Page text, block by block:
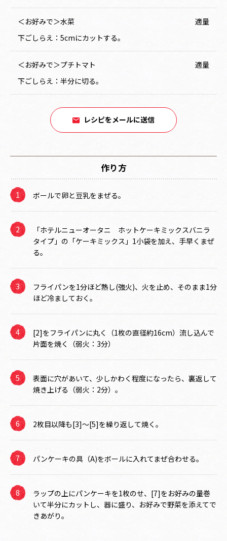
＜お好みで＞水菜
適量
下ごしらえ：5cmにカットする。
＜お好みで＞プチトマト
適量
下ごしらえ：半分に切る。
レシピをメールに送信
作り方
ボールで卵と豆乳をまぜる。
「ホテルニューオータニ ホットケーキミックスバニラ
タイプ」の「ケーキミックス」1小袋を加え、手早くまぜ
る。
フライパンを1分ほど熱し(強火)、火を止め、そのまま1分
ほど冷ましておく。
[2]をフライパンに丸く（1枚の直径約16cm）流し込んで
片面を焼く（弱火：3分）
表面に穴があいて、少しかわく程度になったら、裏返して
焼き上げる（弱火：2分）。
2枚目以降も[3]～[5]を繰り返して焼く。
パンケーキの具（A)をボールに入れてまぜ合わせる。
ラップの上にパンケーキを1枚のせ、[7]をお好みの量巻
いて半分にカットし、器に盛り、お好みで野菜を添えてで
きあがり。